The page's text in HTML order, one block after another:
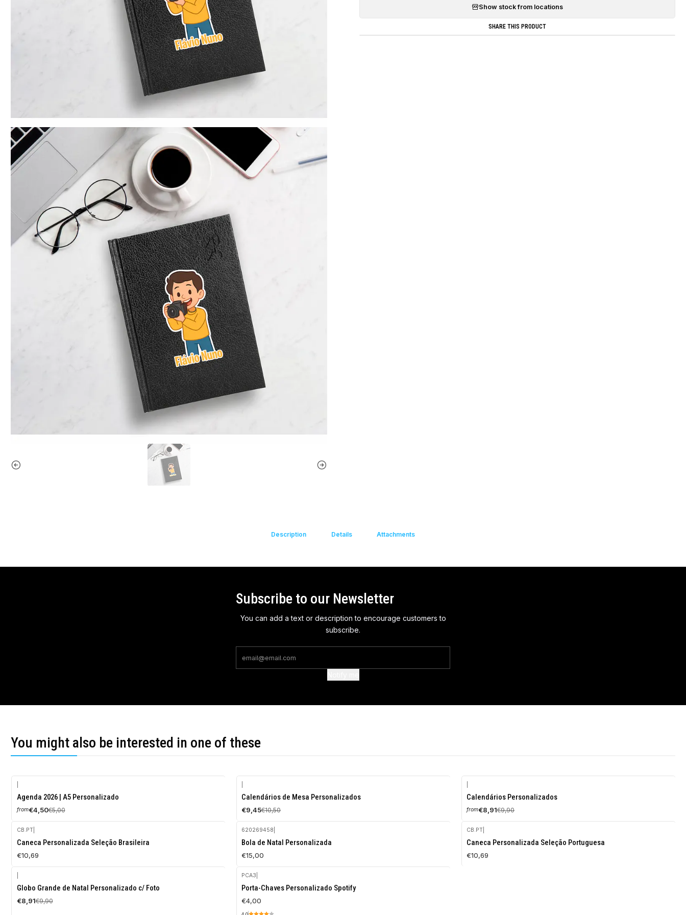
Show stock from locations
SHARE THIS PRODUCT
Description Details Attachments
Subscribe to our Newsletter
You can add a text or description to encourage customers to
subscribe.
You might also be interested in one of these
-10%
OFF
Agenda 2026 | A5 Personalizado
from€4,50€5,00
-10%
OFF
Calendários de Mesa Personalizados
€9,45€10,50
-10%
OFF
Calendários Personalizados
from€8,91€9,90
CB.PT|
Caneca Personalizada Seleção Brasileira
€10,69
620269458
Bola de Natal Personalizada
€15,00
CB.PT
Caneca Personalizada Seleção Portuguesa
€10,69
-10%
OFF
Globo Grande de Natal Personalizado c/ Foto
€8,91€9,90
PCA3
Porta-Chaves Personalizado Spotify
€4,00